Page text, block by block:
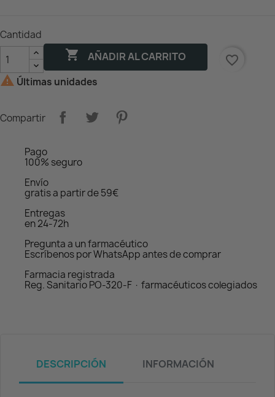
Cantidad
 AÑADIR AL CARRITO
favorite_border
 Últimas unidades
Compartir
Pago
100% seguro
Envío
gratis a partir de 59€
Entregas
en 24-72h
Pregunta a un farmacéutico
Escríbenos por WhatsApp antes de comprar
Farmacia registrada
Reg. Sanitario PO-320-F · farmacéuticos colegiados
DESCRIPCIÓN INFORMACIÓN